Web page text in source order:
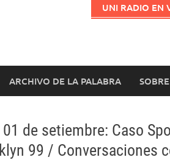
UNI RADIO EN
ARCHIVO DE LA PALABRA
de setiembre: Caso
99 / Conversaciones